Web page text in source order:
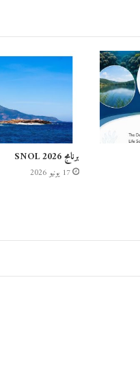
برنامج SNOL 2026
17 يونيو 2026